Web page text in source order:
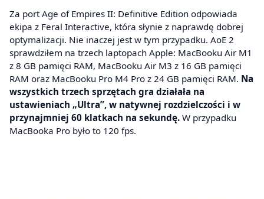
Za port Age of Empires II: Definitive Edition odpowiada
ekipa z Feral Interactive, która słynie z naprawdę dobrej
optymalizacji. Nie inaczej jest w tym przypadku. AoE 2
sprawdziłem na trzech laptopach Apple: MacBooku Air M1
z 8 GB pamięci RAM, MacBooku Air M3 z 16 GB pamięci
RAM oraz MacBooku Pro M4 Pro z 24 GB pamięci RAM. Na
wszystkich trzech sprzętach gra działała na
ustawieniach „Ultra”, w natywnej rozdzielczości i w
przynajmniej 60 klatkach na sekundę. W przypadku
MacBooka Pro było to 120 fps.